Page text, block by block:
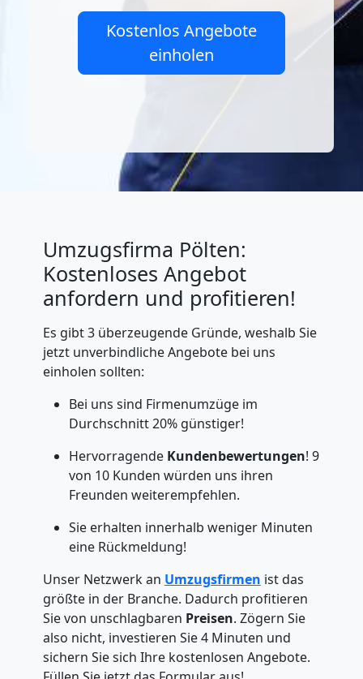
Kostenlos Angebote
einholen
Umzugsfirma Pölten:
Kostenloses Angebot
anfordern und profitieren!
Es gibt 3 überzeugende Gründe, weshalb Sie
jetzt unverbindliche Angebote bei uns
einholen sollten:
Bei uns sind Firmenumzüge im
Durchschnitt 20% günstiger!
Hervorragende Kundenbewertungen! 9
von 10 Kunden würden uns ihren
Freunden weiterempfehlen.
Sie erhalten innerhalb weniger Minuten
eine Rückmeldung!
Unser Netzwerk an Umzugsfirmen ist das
größte in der Branche. Dadurch profitieren
Sie von unschlagbaren Preisen. Zögern Sie
also nicht, investieren Sie 4 Minuten und
sichern Sie sich Ihre kostenlosen Angebote.